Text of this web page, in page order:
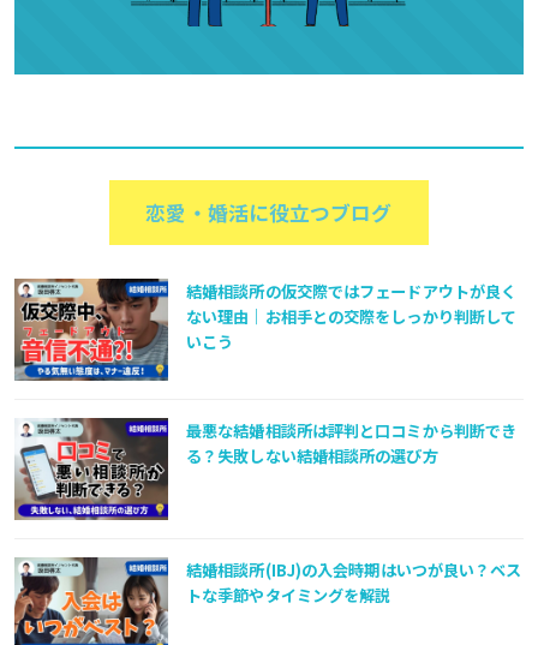
恋愛・婚活に役立つブログ
結婚相談所の仮交際ではフェードアウトが良く
ない理由｜お相手との交際をしっかり判断して
いこう
最悪な結婚相談所は評判と口コミから判断でき
る？失敗しない結婚相談所の選び方
結婚相談所(IBJ)の入会時期はいつが良い？ベス
トな季節やタイミングを解説